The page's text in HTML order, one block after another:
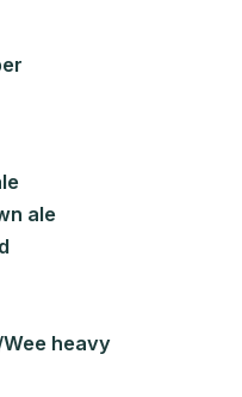
ale
heavy